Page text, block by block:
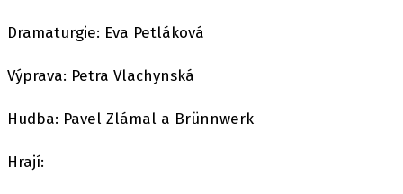
Dramaturgie: Eva Petláková
Výprava: Petra Vlachynská
Hudba: Pavel Zlámal a Brünnwerk
Hrají: